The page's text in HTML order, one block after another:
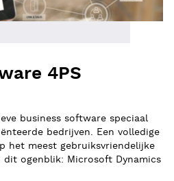
4PS
business software speciaal
bedrijven. Een volledige
het meest gebruiksvriendelijke
ogenblik: Microsoft Dynamics